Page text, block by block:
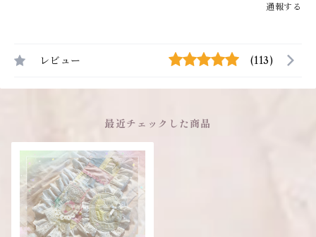
通報する
レビュー (113)
最近チェックした商品